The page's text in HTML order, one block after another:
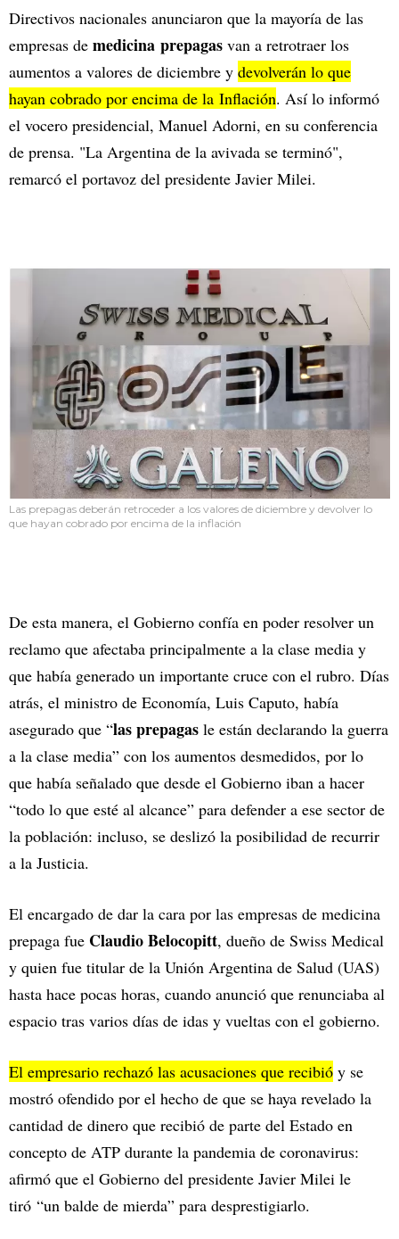
Directivos nacionales anunciaron que la mayoría de las
empresas de medicina prepagas van a retrotraer los
aumentos a valores de diciembre y devolverán lo que
hayan cobrado por encima de la Inflación. Así lo informó
el vocero presidencial, Manuel Adorni, en su conferencia
de prensa. "La Argentina de la avivada se terminó",
remarcó el portavoz del presidente Javier Milei.
Las prepagas deberán retroceder a los valores de diciembre y devolver lo
que hayan cobrado por encima de la inflación
De esta manera, el Gobierno confía en poder resolver un
reclamo que afectaba principalmente a la clase media y
que había generado un importante cruce con el rubro. Días
atrás, el ministro de Economía, Luis Caputo, había
asegurado que “las prepagas le están declarando la guerra
a la clase media” con los aumentos desmedidos, por lo
que había señalado que desde el Gobierno iban a hacer
“todo lo que esté al alcance” para defender a ese sector de
la población: incluso, se deslizó la posibilidad de recurrir
a la Justicia.
El encargado de dar la cara por las empresas de medicina
prepaga fue Claudio Belocopitt, dueño de Swiss Medical
y quien fue titular de la Unión Argentina de Salud (UAS)
hasta hace pocas horas, cuando anunció que renunciaba al
espacio tras varios días de idas y vueltas con el gobierno.
El empresario rechazó las acusaciones que recibió y se
mostró ofendido por el hecho de que se haya revelado la
cantidad de dinero que recibió de parte del Estado en
concepto de ATP durante la pandemia de coronavirus:
afirmó que el Gobierno del presidente Javier Milei le
tiró “un balde de mierda” para desprestigiarlo.